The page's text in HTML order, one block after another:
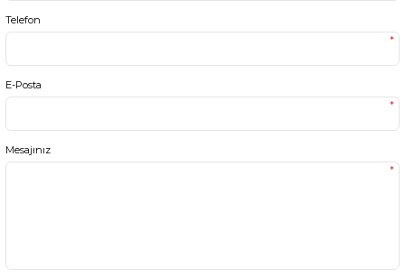
Telefon
*
E-Posta
*
Mesajınız
*